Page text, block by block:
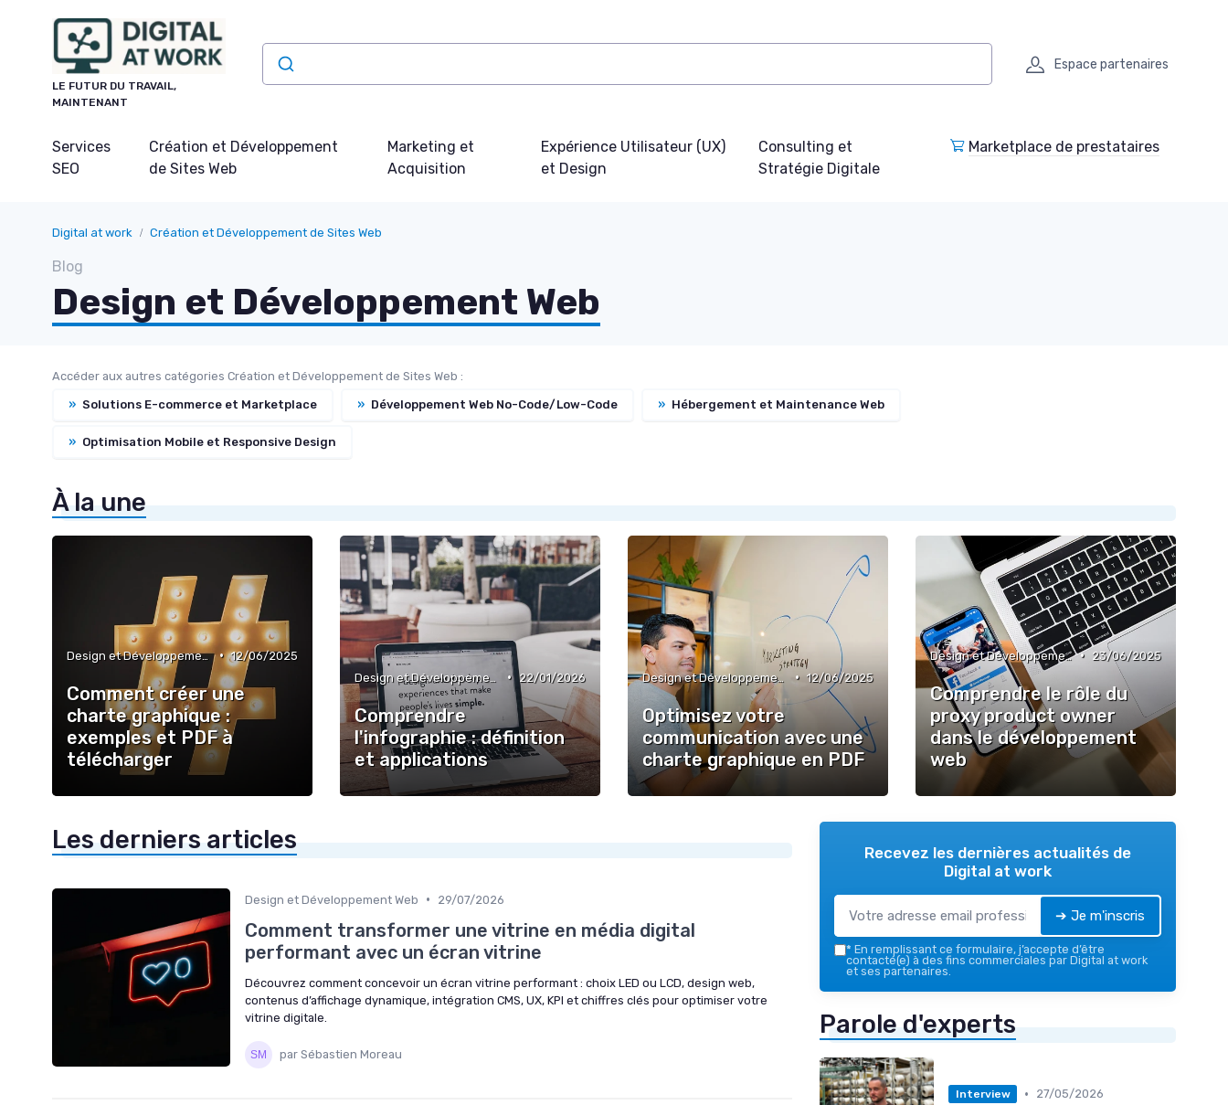
LE FUTUR DU TRAVAIL,
MAINTENANT
Espace partenaires
Services
SEO
Création et Développement
de Sites Web
Marketing et
Acquisition
Expérience Utilisateur (UX)
et Design
Consulting et
Stratégie Digitale
Marketplace de prestataires
Digital at work Création et Développement de Sites Web
Blog
Design et Développement Web
Accéder aux autres catégories Création et Développement de Sites Web :
» Solutions E-commerce et Marketplace » Développement Web No-Code/Low-Code » Hébergement et Maintenance Web
» Optimisation Mobile et Responsive Design
À la une
Design et Développement Web • 12/06/2025
Comment créer une
charte graphique :
exemples et PDF à
télécharger
• 22/01/2026
Comprendre
l'infographie : définition
et applications
Design et Développement Web • 12/06/2025
Optimisez votre
communication avec une
charte graphique en PDF
Design et Développement Web • 23/06/2025
Comprendre le rôle du
proxy product owner
dans le développement
web
Les derniers articles
Design et Développement Web • 29/07/2026
Comment transformer une vitrine en média digital
performant avec un écran vitrine
Découvrez comment concevoir un écran vitrine performant : choix LED ou LCD, design web,
contenus d’affichage dynamique, intégration CMS, UX, KPI et chiffres clés pour optimiser votre
vitrine digitale.
par Sébastien Moreau
Recevez les dernières actualités de
Digital at work
➔ Je m'inscris
* En remplissant ce formulaire, j’accepte d’être
contacté(e) à des fins commerciales par Digital at work
et ses partenaires.
Parole d'experts
Interview •
27/05/2026